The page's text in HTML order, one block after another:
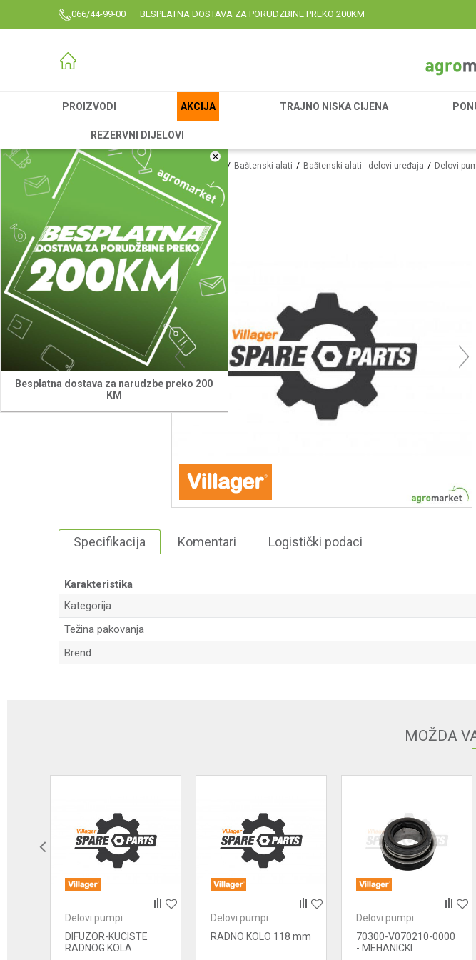
066/44-99-00 BESPLATNA DOSTAVA ZA PORUDZBINE PREKO 200KM
PROIZVODI AKCIJA TRAJNO NISKA CIJENA
REZERVNI DIJELOVI
×
Besplatna dostava za narudzbe preko 200
KM
Agromarket Proizvodi Baštenski alati Baštenski alati - delovi uređaja Delovi
Specifikacija Komentari Logistički podaci
Karakteristika
Kategorija
Težina pakovanja
Brend
MOŽDA
Delovi pumpi
DIFUZOR-KUCISTE
RADNOG KOLA
Delovi pumpi
RADNO KOLO 118 mm
Delovi pumpi
70300-V070210-0000
- MEHANICKI